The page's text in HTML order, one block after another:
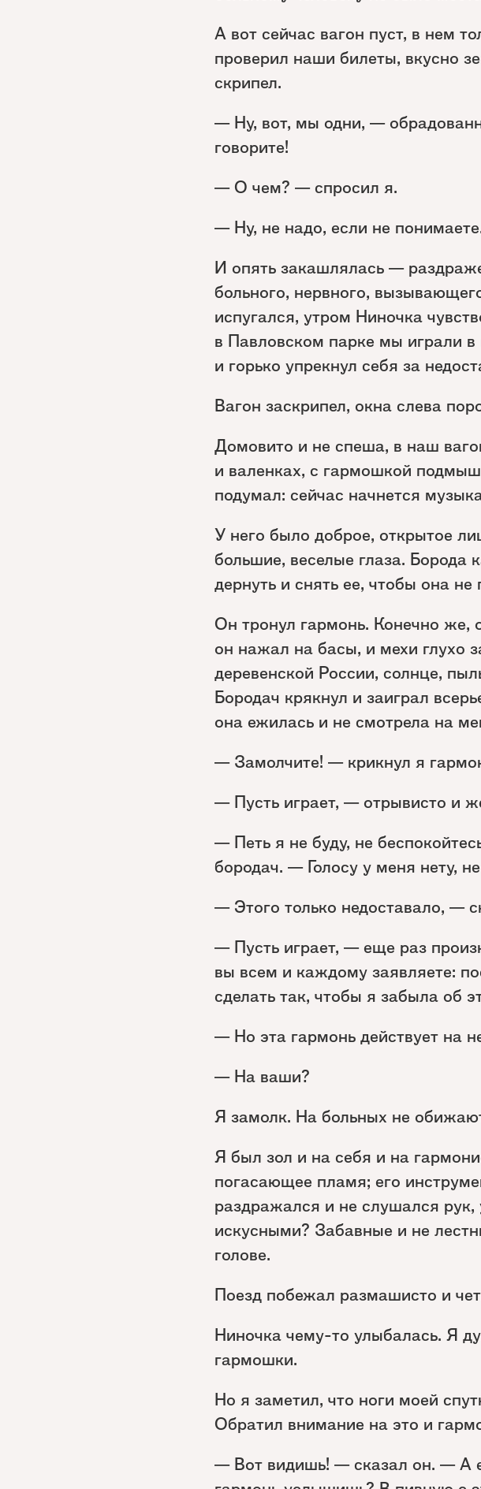
А вот сейчас вагон пуст, в нем
проверил наши билеты, вкусно
скрипел.
— Ну, вот, мы одни, —
говорите!
— О чем? — спросил я.
— Ну, не надо, если не
И опять закашлялась —
больного, нервного,
испугался, утром Ниночка
в Павловском парке мы играли
и горько упрекнул себя за
Вагон заскрипел, окна слева
Домовито и не спеша, в наш
и валенках, с гармошкой
подумал: сейчас начнется
У него было доброе, открытое
большие, веселые глаза. Борода
дернуть и снять ее, чтобы она
Он тронул гармонь. Конечно же,
он нажал на басы, и мехи глухо
деревенской России, солнце,
Бородач крякнул и заиграл
она ежилась и не смотрела на
— Замолчите! — крикнул я
— Пусть играет, — отрывисто и
— Петь я не буду, не
бородач. — Голосу у меня нету,
— Этого только недоставало, —
— Пусть играет, — еще раз
вы всем и каждому заявляете:
сделать так, чтобы я забыла об
— Но эта гармонь действует на
— На ваши?
Я замолк. На больных не
Я был зол и на себя и на
погасающее пламя; его
раздражался и не слушался
искусными? Забавные и не
голове.
Поезд побежал размашисто и
Ниночка чему-то улыбалась. Я
гармошки.
Но я заметил, что ноги моей
Обратил внимание на это и
— Вот видишь! — сказал он. — А